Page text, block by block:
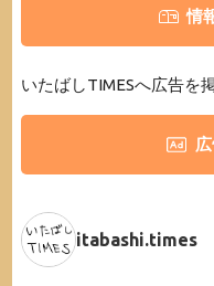
情
いたばしTIMESへ広告を
itabashi.times